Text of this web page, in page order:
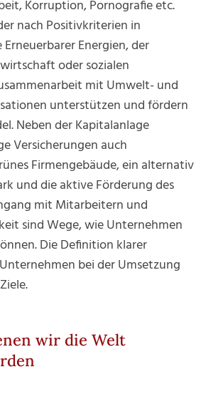
Korruption, Pornografie etc.
nach Positivkriterien in
Energien, der
oder sozialen
mit Umwelt- und
unterstützen und fördern
Neben der Kapitalanlage
Versicherungen auch
Firmengebäude, ein alternativ
und die aktive Förderung des
mit Mitarbeitern und
sind Wege, wie Unternehmen
Die Definition klarer
bei der Umsetzung
wir die Welt